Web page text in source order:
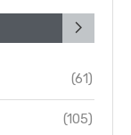
(61)
(105)